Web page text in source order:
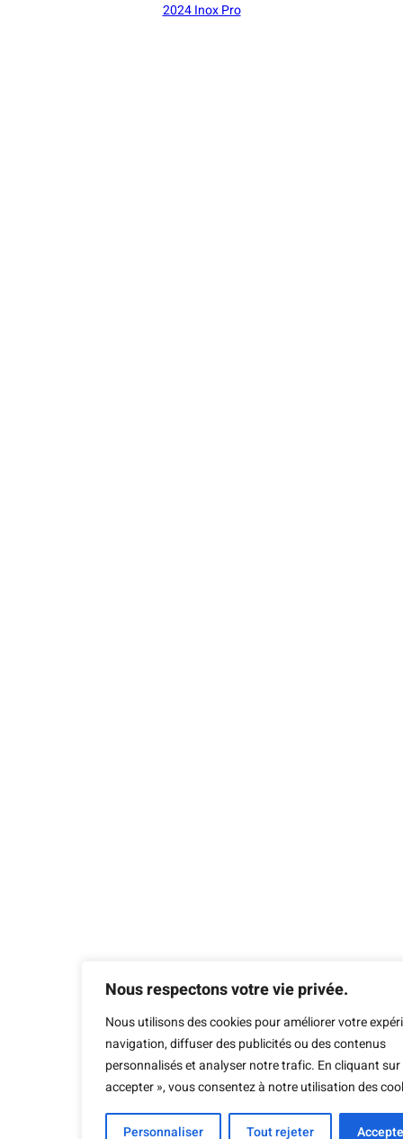
Nous respectons votre vie privée.
Nous utilisons des cookies pour améliorer votre
navigation, diffuser des publicités ou des contenus
personnalisés et analyser notre trafic. En cliquant sur
accepter », vous consentez à notre utilisation des
Personnaliser Tout rejeter
2024 Inox Pro